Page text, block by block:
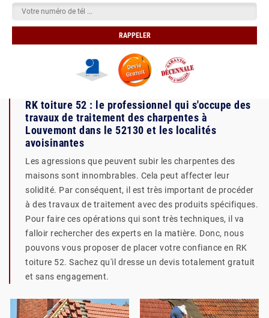
RK toiture 52 : le professionnel qui s'occupe des
travaux de traitement des charpentes à
Louvemont dans le 52130 et les localités
avoisinantes
Les agressions que peuvent subir les charpentes des
maisons sont innombrables. Cela peut affecter leur
solidité. Par conséquent, il est très important de procéder
à des travaux de traitement avec des produits spécifiques.
Pour faire ces opérations qui sont très techniques, il va
falloir rechercher des experts en la matière. Donc, nous
pouvons vous proposer de placer votre confiance en RK
toiture 52. Sachez qu'il dresse un devis totalement gratuit
et sans engagement.